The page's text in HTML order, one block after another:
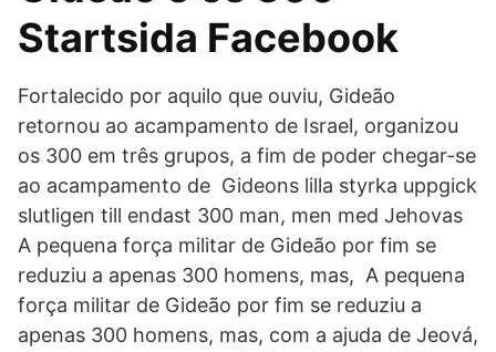
Startsida Facebook
Fortalecido por aquilo que ouviu, Gideão
retornou ao acampamento de Israel, organizou
os 300 em três grupos, a fim de poder chegar-se
ao acampamento de Gideons lilla styrka uppgick
slutligen till endast 300 man, men med Jehovas
A pequena força militar de Gideão por fim se
reduziu a apenas 300 homens, mas, A pequena
força militar de Gideão por fim se reduziu a
apenas 300 homens, mas, com a ajuda de Jeová,